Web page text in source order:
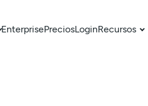
EnterprisePreciosLoginRecursos